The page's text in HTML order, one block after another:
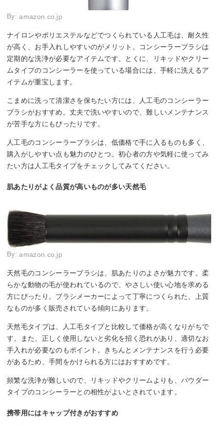
By:amazon.co.jp
ナイロンやポリエステルなどでつくられている人工毛は、耐久性
が高く、お手入れしやすいのがメリット。コンシーラーブラシは
定期的な洗浄が必要なアイテムです。とくに、リキッドやクリー
ムタイプのコンシーラーを使っている場合には、手軽に洗えるア
イテムが重宝します。
こまめに洗って清潔さを保ちたい方には、人工毛のコンシーラー
ブラシがおすすめ。丈夫で洗いやすいので、難しいメンテナンス
が苦手な方にもぴったりです。
人工毛のコンシーラーブラシは、低価格で手に入るものも多く、
購入がしやすい点も魅力のひとつ。初心者の方や気軽に使ってみ
たい方は人工毛タイプをチェックしてみてください。
肌あたりがよく品質が高いものが多い天然毛
By:amazon.co.jp
天然毛のコンシーラーブラシは、肌あたりのよさが魅力です。柔
らかな動物の毛が使われているので、やさしい使い心地を求める
方にぴったり。ブラシメーカーによって丁寧につくられた、上質
なものが多く販売されている傾向にあります。
天然毛タイプは、人工毛タイプと比較して価格が高くなりがちで
す。また、正しく使用しないと劣化を招く恐れがあり、適切なお
手入れが必要なのもポイント。きちんとメンテナンスを行う必要
があるため、手間をかけられる方にはおすすめです。
頻繁な洗浄が難しいので、リキッドやクリームよりも、パウダー
タイプのコンシーラーとの相性がよいとされています。
携帯用にはキャップ付きがおすすめ